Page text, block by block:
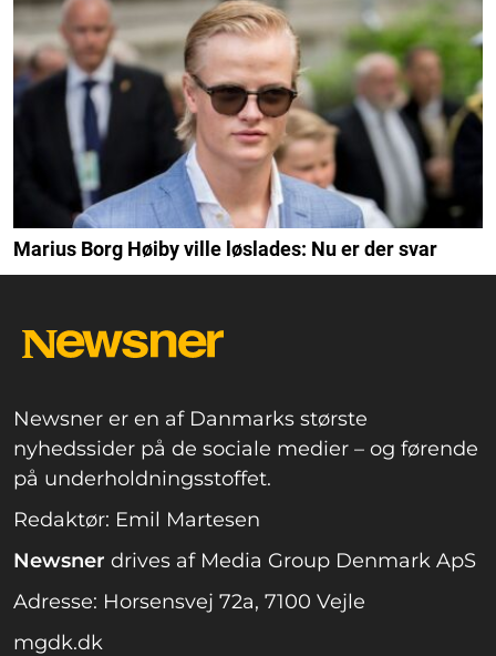
Marius Borg Høiby ville løslades: Nu er der svar
Newsner er en af Danmarks største
nyhedssider på de sociale medier – og førende
på underholdningsstoffet.
Redaktør: Emil Martesen
Newsner drives af Media Group Denmark ApS
Adresse: Horsensvej 72a, 7100 Vejle
mgdk.dk